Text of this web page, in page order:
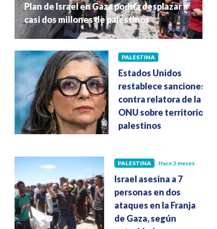
Plan de Israel en Gaza podría desplazar a
casi dos millones de palestinos
PALESTINA
Estados Unidos
restablece sanciones
contra relatora de la
ONU sobre territorios
palestinos
PALESTINA Hace 2 meses
Israel asesina a 7
personas en dos
ataques en la Franja
de Gaza, según